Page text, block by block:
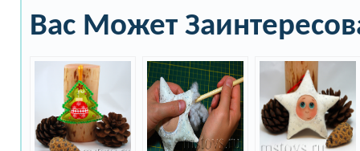
Вас Может